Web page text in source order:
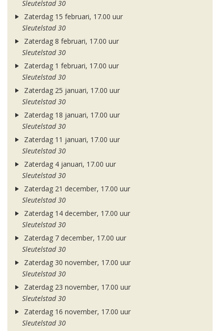
Sleutelstad 30
Zaterdag 15 februari, 17.00 uur
Sleutelstad 30
Zaterdag 8 februari, 17.00 uur
Sleutelstad 30
Zaterdag 1 februari, 17.00 uur
Sleutelstad 30
Zaterdag 25 januari, 17.00 uur
Sleutelstad 30
Zaterdag 18 januari, 17.00 uur
Sleutelstad 30
Zaterdag 11 januari, 17.00 uur
Sleutelstad 30
Zaterdag 4 januari, 17.00 uur
Sleutelstad 30
Zaterdag 21 december, 17.00 uur
Sleutelstad 30
Zaterdag 14 december, 17.00 uur
Sleutelstad 30
Zaterdag 7 december, 17.00 uur
Sleutelstad 30
Zaterdag 30 november, 17.00 uur
Sleutelstad 30
Zaterdag 23 november, 17.00 uur
Sleutelstad 30
Zaterdag 16 november, 17.00 uur
Sleutelstad 30